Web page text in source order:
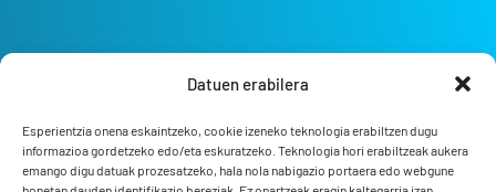
Datuen erabilera
Esperientzia onena eskaintzeko, cookie izeneko teknologia erabiltzen dugu
informazioa gordetzeko edo/eta eskuratzeko. Teknologia hori erabiltzeak aukera
emango digu datuak prozesatzeko, hala nola nabigazio portaera edo webgune